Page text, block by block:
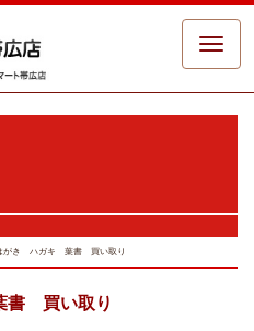
Toggle
がき ハガキ 葉書 買い取り
買い取り